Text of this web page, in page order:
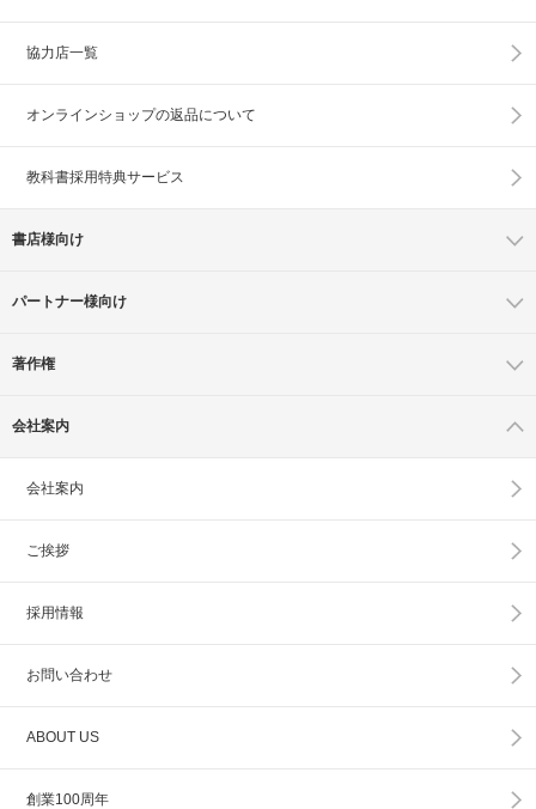
協力店一覧
オンラインショップの返品について
教科書採用特典サービス
書店様向け
パートナー様向け
著作権
会社案内
会社案内
ご挨拶
採用情報
お問い合わせ
ABOUT US
創業100周年